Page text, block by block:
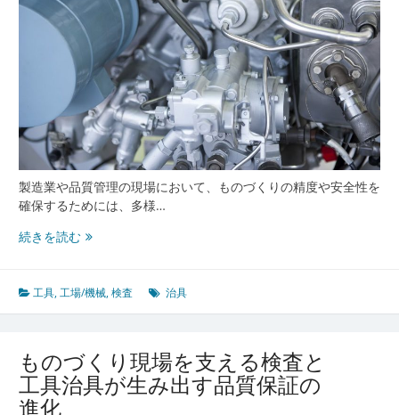
品
質
を
守
る
検
査
手
法
の
進
化
製造業や品質管理の現場において、ものづくりの精度や安全性を
確保するためには、多様…
続きを読む検
支
え
具
と
工具,工場/機械,検査 治具
ものづくり現場を支える検査と
工具治具が生み出す品質保証の
進化